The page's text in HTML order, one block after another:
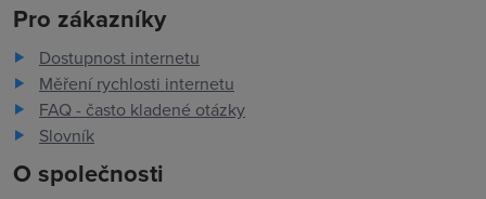
Pro zákazníky
Dostupnost internetu
Měření rychlosti internetu
FAQ - často kladené otázky
Slovník
O společnosti